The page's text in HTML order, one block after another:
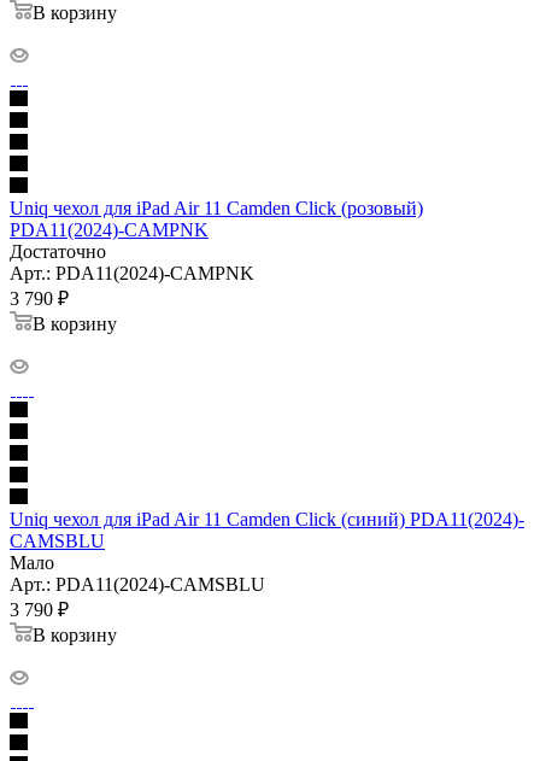
В корзину
Uniq чехол для iPad Air 11 Camden Click (розовый)
PDA11(2024)-CAMPNK
Достаточно
Арт.: PDA11(2024)-CAMPNK
3 790 ₽
В корзину
Uniq чехол для iPad Air 11 Camden Click (синий) PDA11(2024)-
CAMSBLU
Мало
Арт.: PDA11(2024)-CAMSBLU
3 790 ₽
В корзину